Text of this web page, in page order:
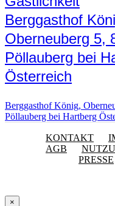
Berggasthof
Oberneuberg 5,
Pöllauberg bei
Österreich
Berggasthof König,
Pöllauberg bei Hartberg
KONTAKT
AGB
PRESSE
×